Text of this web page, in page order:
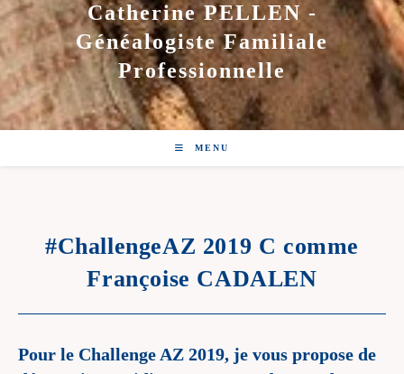
Catherine PELLEN -
Généalogiste Familiale
Professionnelle
MENU
#ChallengeAZ 2019 C comme
Françoise CADALEN
Pour le Challenge AZ 2019, je vous propose de